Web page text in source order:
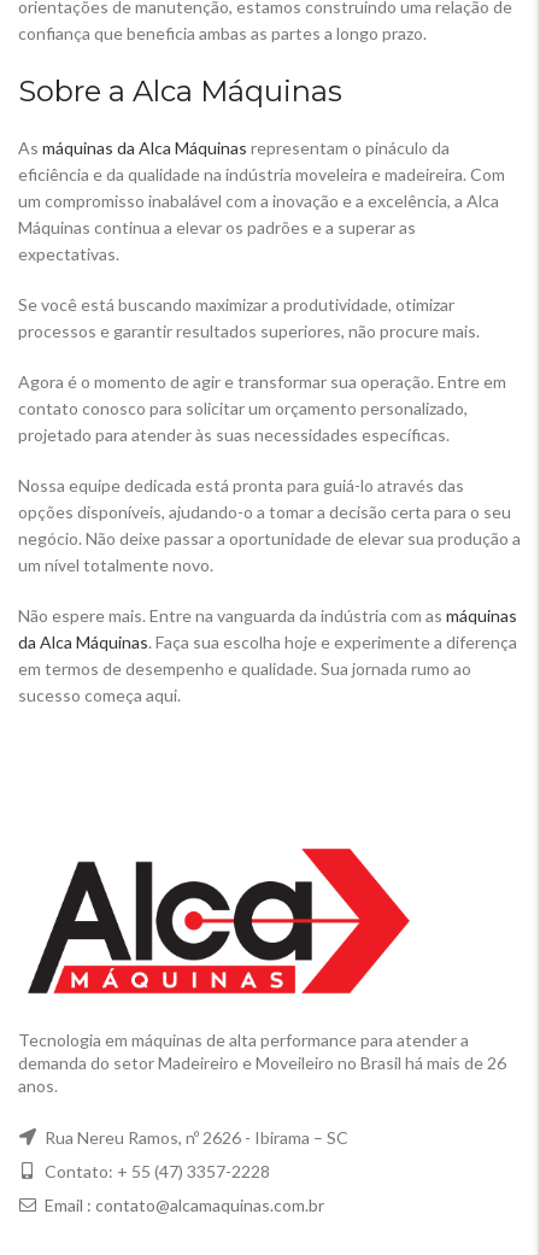
orientações de manutenção, estamos construindo uma relação de
confiança que beneficia ambas as partes a longo prazo.
Sobre a Alca Máquinas
As máquinas da Alca Máquinas representam o pináculo da
eficiência e da qualidade na indústria moveleira e madeireira. Com
um compromisso inabalável com a inovação e a excelência, a Alca
Máquinas continua a elevar os padrões e a superar as
expectativas.
Se você está buscando maximizar a produtividade, otimizar
processos e garantir resultados superiores, não procure mais.
Agora é o momento de agir e transformar sua operação. Entre em
contato conosco para solicitar um orçamento personalizado,
projetado para atender às suas necessidades específicas.
Nossa equipe dedicada está pronta para guiá-lo através das
opções disponíveis, ajudando-o a tomar a decisão certa para o seu
negócio. Não deixe passar a oportunidade de elevar sua produção a
um nível totalmente novo.
Não espere mais. Entre na vanguarda da indústria com as máquinas
da Alca Máquinas. Faça sua escolha hoje e experimente a diferença
em termos de desempenho e qualidade. Sua jornada rumo ao
sucesso começa aqui.
Tecnologia em máquinas de alta performance para atender a
demanda do setor Madeireiro e Moveileiro no Brasil há mais de 26
anos.
Rua Nereu Ramos, nº 2626 - Ibirama – SC
Contato: + 55 (47) 3357-2228
Email : contato@alcamaquinas.com.br